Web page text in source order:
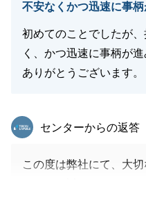
不安なくかつ迅速に事
初めてのことでしたが
く、かつ迅速に事柄が進
ありがとうございます。
東急リバブル
センターからの返答
この度は弊社にて、大